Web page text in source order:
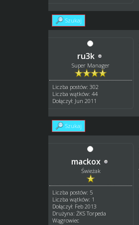
Szukaj
ru3k
Super Manager
Liczba postów: 302
Liczba wątków: 44
Dołączył: Jun 2011
Szukaj
mackox
Świeżak
Liczba postów: 5
Liczba wątków: 1
Dołączył: Feb 2013
Drużyna: ŻKS Torpeda
Wągrowiec